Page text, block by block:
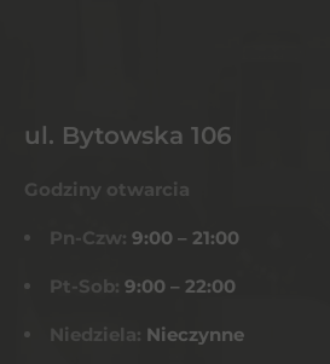
ul. Bytowska 106
Godziny otwarcia
Pn-Czw: 9:00 – 21:00
Pt-Sob: 9:00 – 22:00
Niedziela: Nieczynne